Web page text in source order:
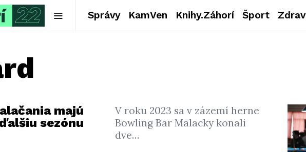
Správy KamVen Knihy.Záhorí Šport
majú
sezónu
V roku 2023 sa v zázemí herne
Bowling Bar Malacky konali
dve…